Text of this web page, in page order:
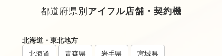
都道府県別アイフル店舗・契約機
北海道・東北地方
北海道
青森県 岩手県
宮城県